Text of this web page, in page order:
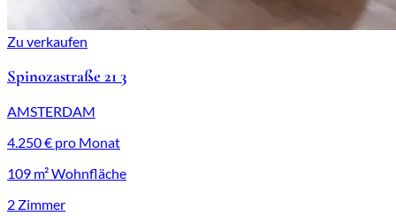
Zu verkaufen
Spinozastraße 21 3
AMSTERDAM
4.250 € pro Monat
109 m² Wohnfläche
2 Zimmer